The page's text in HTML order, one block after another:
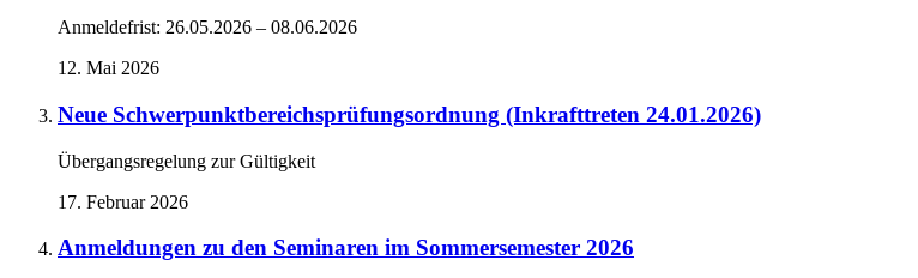
Anmeldefrist: 26.05.2026 – 08.06.2026
12. Mai 2026
Neue Schwerpunktbereichsprüfungsordnung (Inkrafttreten 24.01.2026)
Übergangsregelung zur Gültigkeit
17. Februar 2026
Anmeldungen zu den Seminaren im Sommersemester 2026